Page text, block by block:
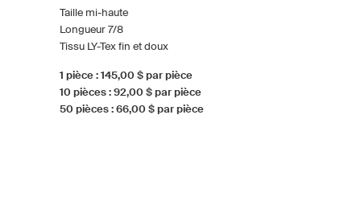
Taille mi-haute
Longueur 7/8
Tissu LY-Tex fin et doux
1 pièce : 145,00 $ par pièce
10 pièces : 92,00 $ par pièce
50 pièces : 66,00 $ par pièce